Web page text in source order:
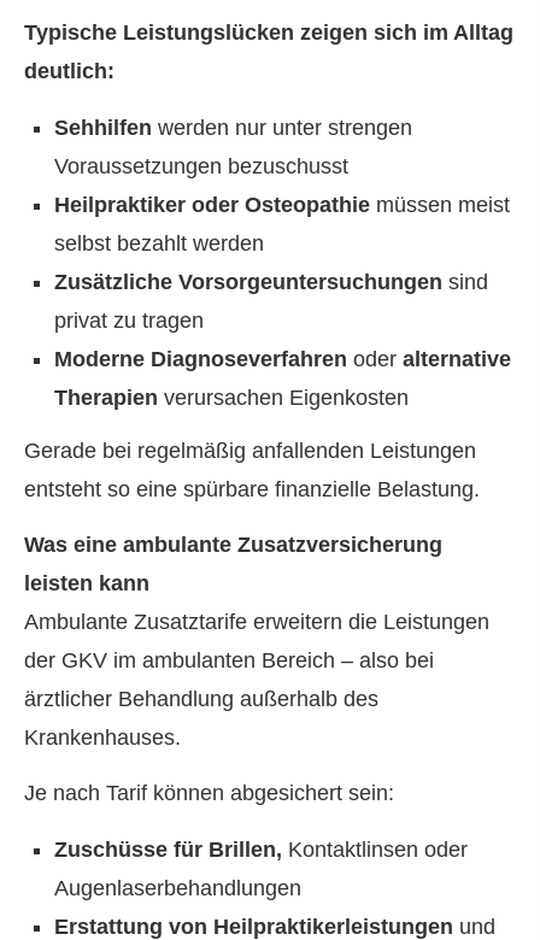
Typische Leistungslücken zeigen sich im Alltag
deutlich:
Sehhilfen werden nur unter strengen
Voraussetzungen bezuschusst
Heilpraktiker oder Osteopathie müssen meist
selbst bezahlt werden
Zusätzliche Vorsorgeuntersuchungen sind
privat zu tragen
Moderne Diagnoseverfahren oder alternative
Therapien verursachen Eigenkosten
Gerade bei regelmäßig anfallenden Leistungen
entsteht so eine spürbare finanzielle Belastung.
Was eine ambulante Zusatzversicherung
leisten kann
Ambulante Zusatztarife erweitern die Leistungen
der GKV im ambulanten Bereich – also bei
ärztlicher Behandlung außerhalb des
Krankenhauses.
Je nach Tarif können abgesichert sein:
Zuschüsse für Brillen, Kontaktlinsen oder
Augenlaserbehandlungen
Erstattung von Heilpraktikerleistungen und